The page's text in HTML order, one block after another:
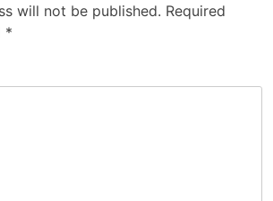
will not be published. Required
*